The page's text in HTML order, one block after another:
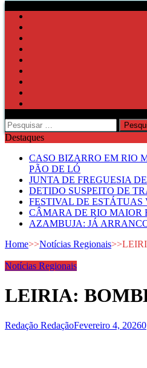
Pesquisar
por:
Destaques
CASO BIZARRO EM RIO
PÃO DE LÓ
JUNTA DE FREGUESIA
DETIDO SUSPEITO DE
FESTIVAL DE
CÂMARA DE RIO MAIOR
AZAMBUJA: JÁ
Home>>Notícias Regionais>>
Notícias Regionais
LEIRIA:
Redação RedaçãoFevereiro 4, 20260